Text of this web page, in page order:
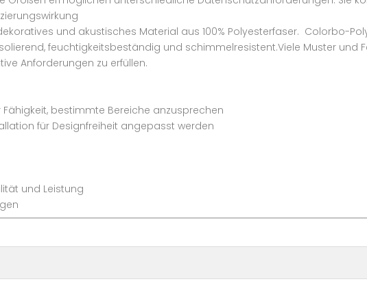
und akustisches Material aus 100% Polyesterfaser. Colorbo-
feuchtigkeitsbeständig und schimmelresistent.Viele Muster und
Anforderungen zu erfüllen.
bestimmte Bereiche anzusprechen
für Designfreiheit angepasst werden
und Leistung